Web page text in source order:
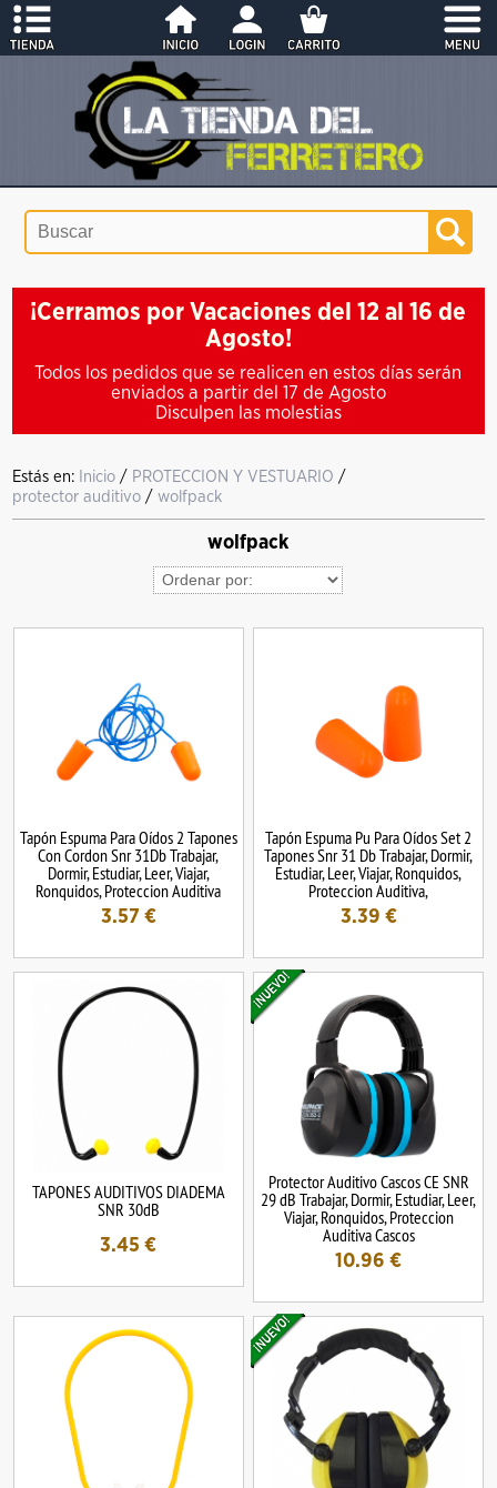
¡Cerramos por Vacaciones del 12 al 16 de
Agosto!
Todos los pedidos que se realicen en estos días serán
enviados a partir del 17 de Agosto
Disculpen las molestias
Estás en: Inicio / PROTECCION Y VESTUARIO /
protector auditivo /wolfpack
wolfpack
Tapón Espuma Para Oídos 2 Tapones
Con Cordon Snr 31Db Trabajar,
Dormir, Estudiar, Leer, Viajar,
Ronquidos, Proteccion Auditiva
3.57 €
Tapón Espuma Pu Para Oídos Set 2
Tapones Snr 31 Db Trabajar, Dormir,
Estudiar, Leer, Viajar, Ronquidos,
Proteccion Auditiva,
3.39 €
TAPONES AUDITIVOS DIADEMA
SNR 30dB
3.45 €
Protector Auditivo Cascos CE SNR
29 dB Trabajar, Dormir, Estudiar, Leer,
Viajar, Ronquidos, Proteccion
Auditiva Cascos
10.96 €